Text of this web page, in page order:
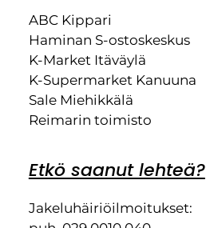
ABC Kippari
Haminan S-ostoskeskus
K-Market Itäväylä
K-Supermarket Kanuuna
Sale Miehikkälä
Reimarin toimisto
Etkö saanut lehteä?
Jakeluhäiriöilmoitukset: